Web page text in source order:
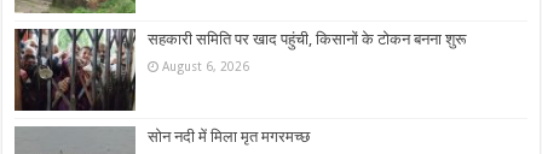
सहकारी समिति पर खाद पहुंची, किसानों के टोकन बनना शुरू
August 6, 2026
सोन नदी में मिला मृत मगरमच्छ